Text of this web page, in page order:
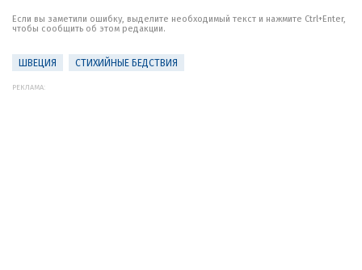
Если вы заметили ошибку, выделите необходимый текст и нажмите Ctrl+Enter,
чтобы сообщить об этом редакции.
ШВЕЦИЯ СТИХИЙНЫЕ БЕДСТВИЯ
РЕКЛАМА: